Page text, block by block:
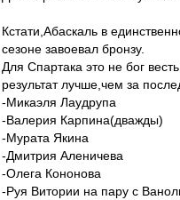
Кстати,Абаскаль в
сезоне завоевал бронзу.
Для Спартака это не бог
результат лучше,чем за
-Микаэля Лаудрупа
-Валерия Карпина(дважды)
-Мурата Якина
-Дмитрия Аленичева
-Олега Кононова
-Руя Витории на пару с